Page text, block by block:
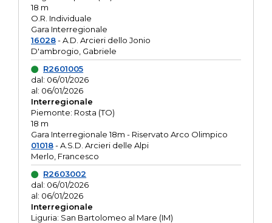
18 m
O.R. Individuale
Gara Interregionale
16028- A.D. Arcieri dello Jonio
D'ambrogio, Gabriele
R2601005
dal: 06/01/2026
al: 06/01/2026
Interregionale
Piemonte: Rosta (TO)
18 m
Gara Interregionale 18m - Riservato Arco Olimpico
01018- A.S.D. Arcieri delle Alpi
Merlo, Francesco
R2603002
dal: 06/01/2026
al: 06/01/2026
Interregionale
Liguria: San Bartolomeo al Mare (IM)